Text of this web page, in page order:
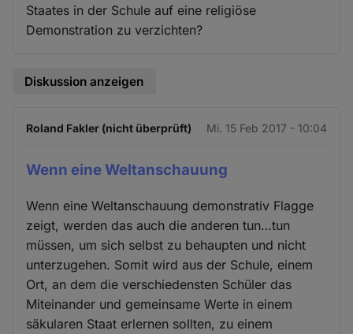
Staates in der Schule auf eine religiöse
Demonstration zu verzichten?
Diskussion anzeigen
Roland Fakler (nicht überprüft) Mi. 15 Feb 2017 - 10:04
Wenn eine Weltanschauung
Wenn eine Weltanschauung demonstrativ Flagge
zeigt, werden das auch die anderen tun…tun
müssen, um sich selbst zu behaupten und nicht
unterzugehen. Somit wird aus der Schule, einem
Ort, an dem die verschiedensten Schüler das
Miteinander und gemeinsame Werte in einem
säkularen Staat erlernen sollten, zu einem